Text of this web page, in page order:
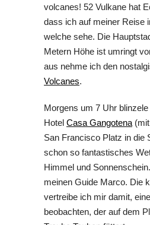
volcanes! 52 Vulkane hat
dass ich auf meiner Reise
welche sehe. Die
Metern Höhe ist umringt
aus nehme ich den
Volcanes.
Morgens um 7 Uhr
Hotel Casa Gangotena
San Francisco Platz in die
schon so fantastisches
Himmel und
meinen Guide Marco. Die
vertreibe ich mir damit,
beobachten, der auf dem